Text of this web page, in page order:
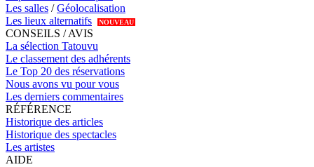
Les salles /Géolocalisation
Les lieux alternatifs
NOUVEAU
CONSEILS / AVIS
La sélection Tatouvu
Le classement des adhérents
Le Top 20 des réservations
Nous avons vu pour vous
Les derniers commentaires
RÉFÉRENCE
Historique des articles
Historique des spectacles
Les artistes
AIDE